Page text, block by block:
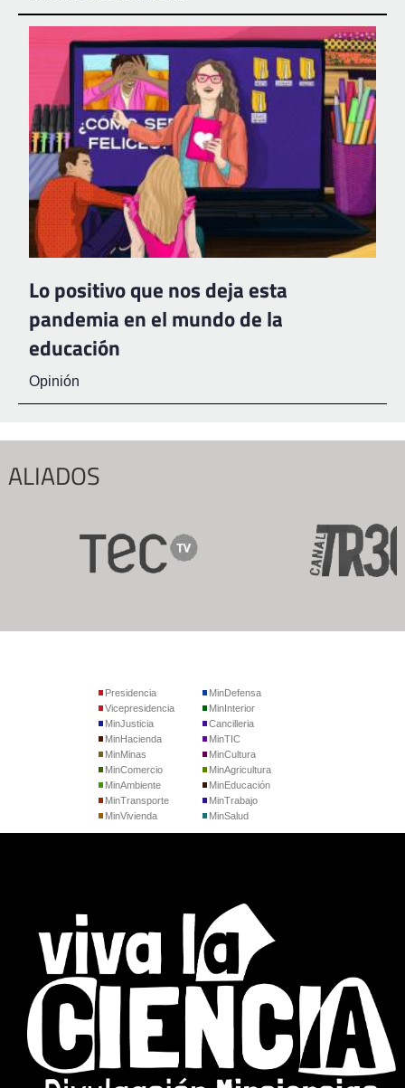
Lo positivo que nos deja esta
pandemia en el mundo de la
educación
Opinión
ALIADOS
Presidencia
Vicepresidencia
MinJusticia
MinDefensa
MinInterior
Cancilleria
MinHacienda
MinMinas
MinComercio
MinTIC
MinCultura
MinAgricultura
MinAmbiente
MinTransporte
MinVivienda
MinEducación
MinTrabajo
MinSalud